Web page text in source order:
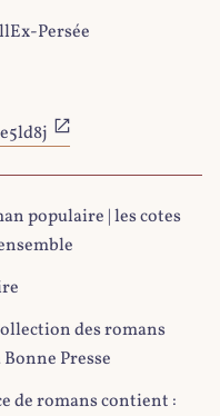
Persée
populaire | les cotes
des romans
Presse
de romans contient :